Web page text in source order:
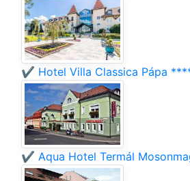
✔️ Hotel Villa Classica Pápa
✔️ Aqua Hotel Termál